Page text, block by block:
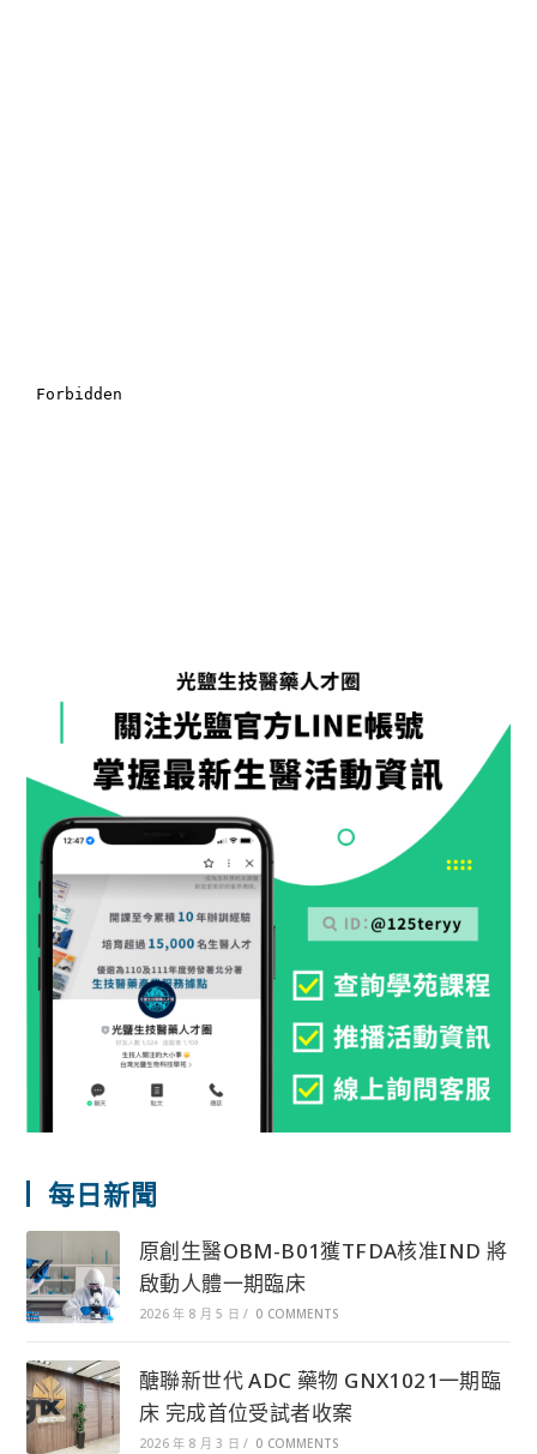
每日新聞
原創生醫OBM-B01獲TFDA核准IND 將
啟動人體一期臨床
2026 年 8 月 5 日 / 0 COMMENTS
醣聯新世代 ADC 藥物 GNX1021一期臨
床 完成首位受試者收案
2026 年 8 月 3 日 / 0 COMMENTS